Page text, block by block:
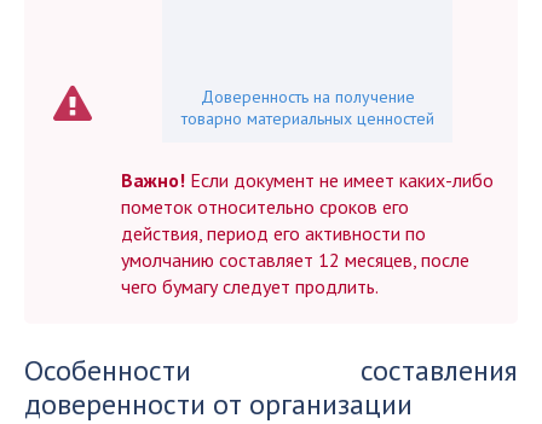
Доверенность на получение
товарно материальных ценностей
Важно! Если документ не имеет каких-либо
пометок относительно сроков его
действия, период его активности по
умолчанию составляет 12 месяцев, после
чего бумагу следует продлить.
Особенности составления
доверенности от организации